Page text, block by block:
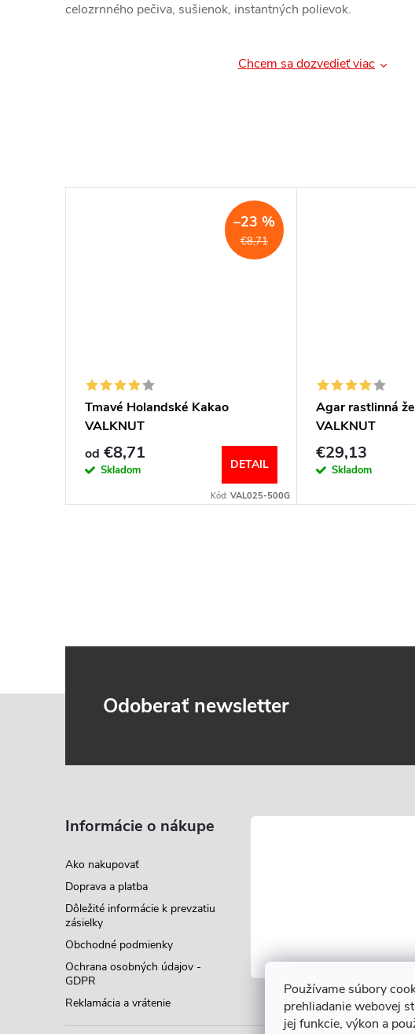
Používame súbory
prehliadanie webovej
jej funkcie, výkon a
celozrnného pečiva, sušienok, instantných polievok.
Chcem sa dozvedieť viac
€8,71
–23 %
Tmavé Holandské Kakao
VALKNUT
od €8,71
Skladom DETAIL
Kód: VAL025-500G
Agar rastlinná
VALKNUT
€29,13
Skladom
Odoberať newsletter
Informácie o nákupe
Ako nakupovať
Doprava a platba
Dôležité informácie k prevzatiu
zásielky
Obchodné podmienky
Ochrana osobných údajov -
GDPR
Reklamácia a vrátenie